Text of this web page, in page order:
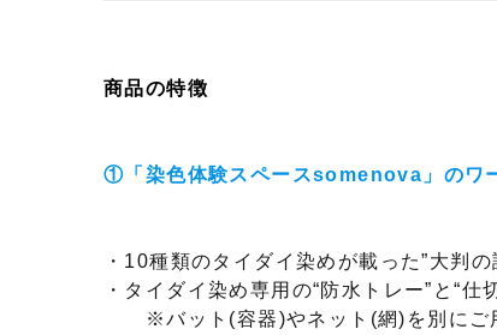
商品の特徴
①「染色体験スペースsomenova」のワ
・10種類のタイダイ染めが載った”大判
・タイダイ染め専用の“防水トレー”と“仕
※バット(容器)やネット(網)を別にご用